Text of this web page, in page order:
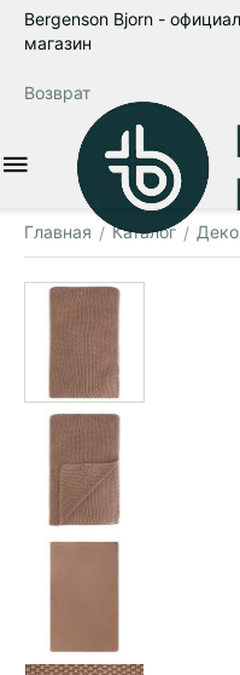
Bergenson Bjorn -
магазин
Возврат
Главная / Каталог /